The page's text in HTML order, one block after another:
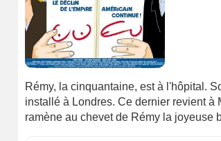
Rémy, la cinquantaine, est à l'hôpital.
installé à Londres. Ce dernier revient à
ramène au chevet de Rémy la joyeuse